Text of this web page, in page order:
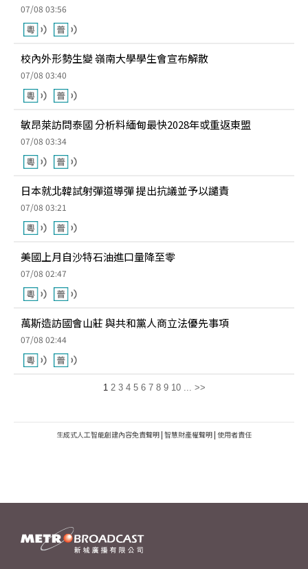
07/08 03:56
校內外形勢生變 嶺南大學學生會宣布解散
07/08 03:40
敏昂萊訪問泰國 分析料緬甸最快2028年或重返東盟
07/08 03:34
日本就北韓試射彈道導彈 提出抗議並予以譴責
07/08 03:21
美國上月自沙特石油進口量降至零
07/08 02:47
萬斯造訪國會山莊 與共和黨人商立法優先事項
07/08 02:44
1 2 3 4 5 6 7 8 9 10 ... >>
生成式人工智能創建內容免責聲明 | 智慧財產權聲明 | 使用者責任